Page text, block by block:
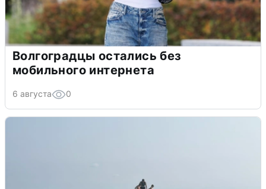
Волгоградцы остались без
мобильного интернета
6 августа 0